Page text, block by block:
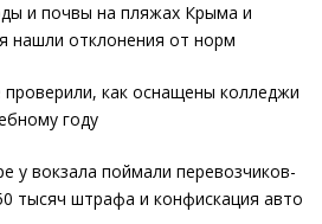
и почвы на пляжах Крыма и
нашли отклонения от норм
проверили, как оснащены колледжи
году
у вокзала поймали перевозчиков-
тысяч штрафа и конфискация авто